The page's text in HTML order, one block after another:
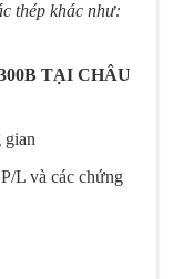
thép khác như:
TẠI CHÂU
gian
L và các chứng